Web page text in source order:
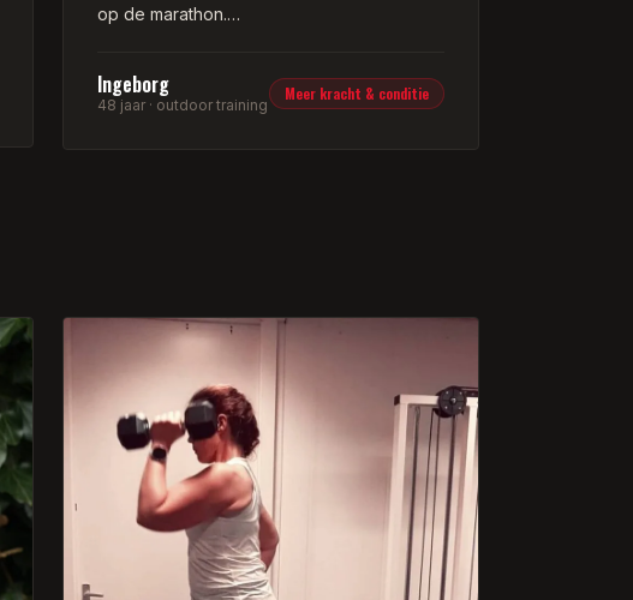
op de marathon.
en alleen. De outdoor personal training van
Franklin voldoet dus aan mijn wensen! Ruim
een jaar geleden ben ik begonnen met
of een combinatie hiervan.
Waarom ik bij Franklin train? Iedere training
weet hij mij te motiveren om het beste uit
mezelf te halen. Iedere training kan hij
aanpassen naar jouw mogelijkheden
zonder het doel uit het oog te verliezen. En
iedere training is hij enthousiast, positief en
heeft hij aandacht voor je als trainer én als
Ingeborg
48 jaar · outdoor training
Meer kracht & conditie